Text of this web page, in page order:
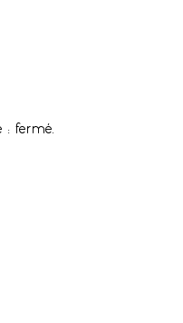
: fermé.